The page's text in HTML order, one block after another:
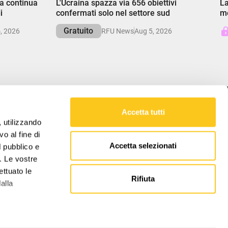
utilizzando
al fine di
pubblico e
Le vostre
le
Accetta tutti
Accetta selezionati
Rifiuta
continua
2026
L'Ucraina spazza via 656 obiettivi
confermati solo nel settore sud
Gratuito
RFU NewsAug 5, 2026
LA NOSTRA MISSIONE
RFU offre approfondimenti equilibrati sugli
affari globali, svelando le complessità per
favorire la comprensione delle forze che
plasmano il nostro mondo.